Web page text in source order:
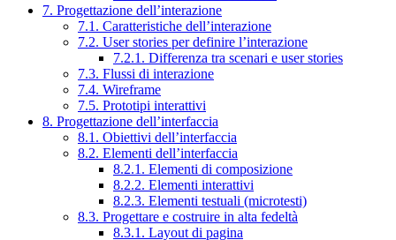
7. Progettazione dell’interazione
7.1. Caratteristiche dell’interazione
7.2. User stories per definire l’interazione
7.2.1. Differenza tra scenari e user stories
7.3. Flussi di interazione
7.4. Wireframe
7.5. Prototipi interattivi
8. Progettazione dell’interfaccia
8.1. Obiettivi dell’interfaccia
8.2. Elementi dell’interfaccia
8.2.1. Elementi di composizione
8.2.2. Elementi interattivi
8.2.3. Elementi testuali (microtesti)
8.3. Progettare e costruire in alta fedeltà
8.3.1. Layout di pagina